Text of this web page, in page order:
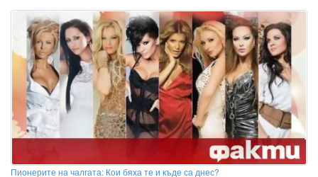
Пионерите на чалгата: Кои бяха те и къде са днес?